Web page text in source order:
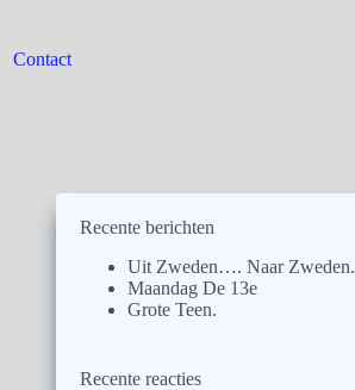
Contact
Recente berichten
Uit Zweden…. Naar Zweden.
Maandag De 13e
Grote Teen.
Recente reacties